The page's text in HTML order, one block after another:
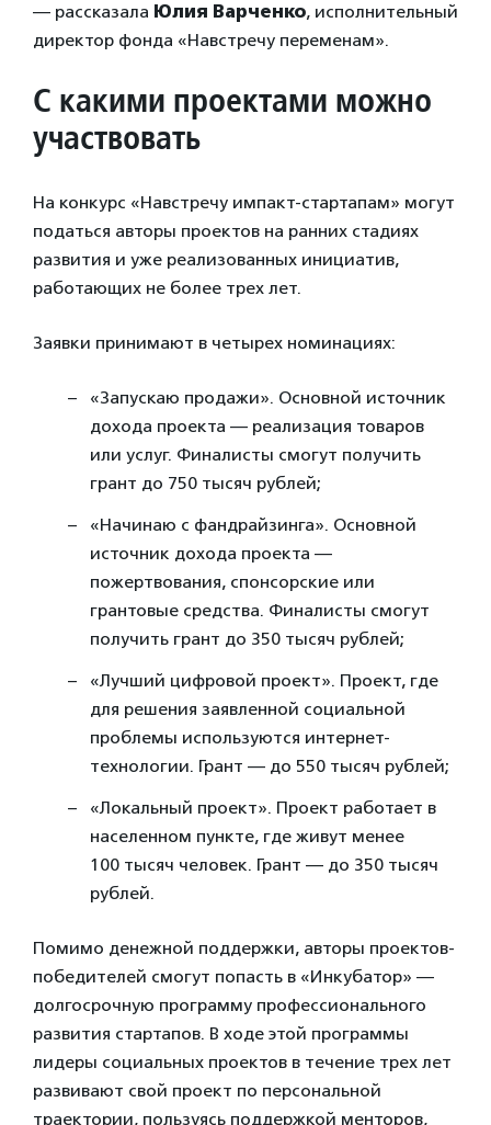
— рассказала Юлия Варченко, исполнительный
директор фонда «Навстречу переменам».
С какими проектами можно
участвовать
На конкурс «Навстречу импакт-стартапам» могут
податься авторы проектов на ранних стадиях
развития и уже реализованных инициатив,
работающих не более трех лет.
Заявки принимают в четырех номинациях:
«Запускаю продажи». Основной источник
дохода проекта — реализация товаров
или услуг. Финалисты смогут получить
грант до 750 тысяч рублей;
«Начинаю с фандрайзинга». Основной
источник дохода проекта —
пожертвования, спонсорские или
грантовые средства. Финалисты смогут
получить грант до 350 тысяч рублей;
«Лучший цифровой проект». Проект, где
для решения заявленной социальной
проблемы используются интернет-
технологии. Грант — до 550 тысяч рублей;
«Локальный проект». Проект работает в
населенном пункте, где живут менее
100 тысяч человек. Грант — до 350 тысяч
рублей.
Помимо денежной поддержки, авторы проектов-
победителей смогут попасть в «Инкубатор» —
долгосрочную программу профессионального
развития стартапов. В ходе этой программы
лидеры социальных проектов в течение трех лет
развивают свой проект по персональной
траектории, пользуясь поддержкой менторов,